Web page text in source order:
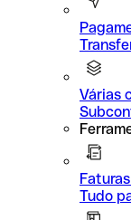
Várias
Tudo